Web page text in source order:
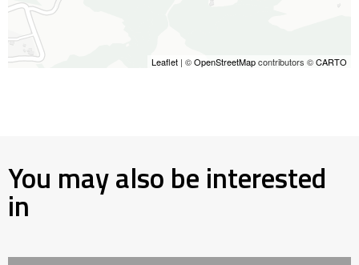
Leaflet | ©OpenStreetMapcontributors ©CARTO
You may also be interested
in